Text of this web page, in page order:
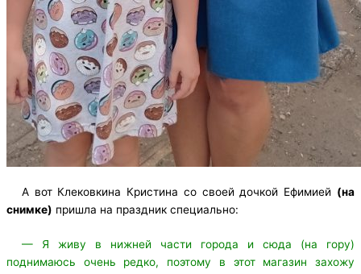
А вот Клековкина Кристина со своей дочкой Ефимией (на
снимке) пришла на праздник специально:
— Я живу в нижней части города и сюда (на гору)
поднимаюсь очень редко, поэтому в этот магазин захожу